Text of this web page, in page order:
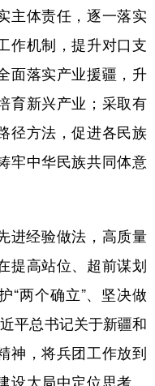
主体责任，逐一落实
作机制，提升对口支
面落实产业援疆，升
育新兴产业；采取有
径方法，促进各民族
牢中华民族共同体意
经验做法，高质量
提高站位、超前谋划
“两个确立”、坚决做
平总书记关于新疆和
神，将兵团工作放到
大局中定位思考、